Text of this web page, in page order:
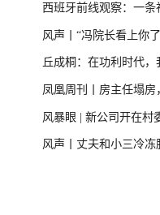
西班牙前线观察：一
洲？
风声丨“冯院长看上你
丘成桐：在功利时代，
凤凰周刊丨房主任塌房
风暴眼 | 新公司开在村
风声丨丈夫和小三冷冻
交流现场